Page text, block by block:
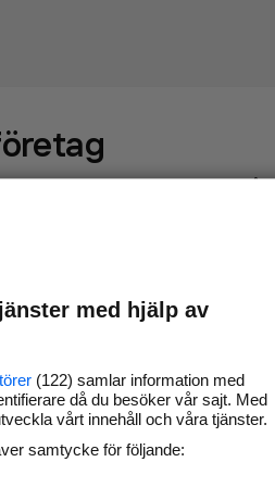
kontroll över din företagssida på
i ditt närområde. Helt
Svara på och hantera dina
vidare
med hjälp av
(122) samlar information med
då du besöker vår sajt. Med
vårt innehåll och våra tjänster.
samtycke för följande: